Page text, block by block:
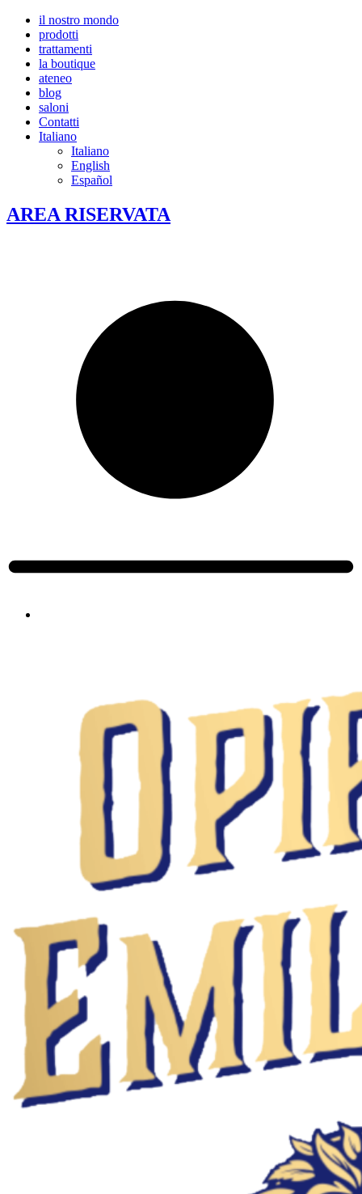
il nostro mondo
prodotti
trattamenti
la boutique
ateneo
blog
saloni
Contatti
Italiano
Italiano
English
Español
AREA RISERVATA